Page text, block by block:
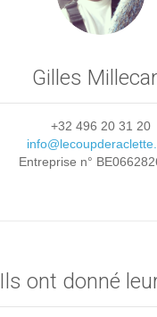
Gilles
+32 496 20 31 20
Entreprise n°
Ils ont donné